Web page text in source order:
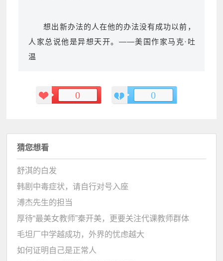
想出新办法的人在他的办法没有成功以前，
人家总说他是异想天开。——美国作家马克·吐
温
0 0
猜您想看
舒淇的白发
韩剧中毒症状，请自行对号入座
溥杰先生的担当
厚待“最美女教师”秦开美，更要关注代课教师群体
毛坦厂中学越成功，外界的忧虑越大
如何证明自己是正常人